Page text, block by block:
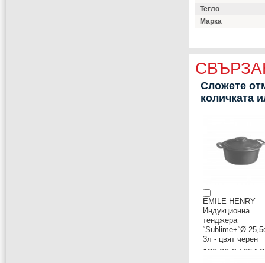
Тегло
Марка
Сложете
количката
EMILE HENRY
Индукционна
тенджера
“Sublime+“Ø
3л - цвят черен
130,00 € /